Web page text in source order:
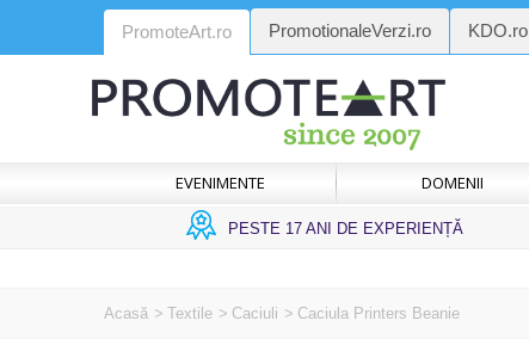
PromoteArt.ro PromotionaleVerzi.ro KDO.ro
EVENIMENTE DOMENII
PESTE 17 ANI DE EXPERIENȚĂ
Acasă > Textile > Caciuli > Caciula Printers Beanie